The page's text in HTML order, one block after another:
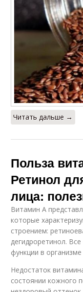
Читать дальше →
Польза
Ретинол
лица:
Витамин А
которые
строением:
дегидроретинол.
функции в
Недостаток
состоянии кожного